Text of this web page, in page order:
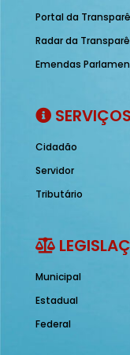
Portal da
Radar da
Emendas
SERVIÇOS
Cidadão
Servidor
Tributário
Municipal
Estadual
Federal